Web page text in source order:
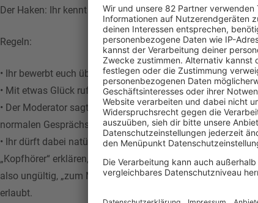
Der Haken: Ihr kennt das Wort nicht im Vorfeld und eure/r
Regeln:
• Ihr bewerbt euch über die delta-Plus-App.
• Mit etwas Glück rufen wir euch zurück und ihr spielt um
• Der Moderator sagt euch im Vorgespräch, welches Wort
normalen Gesprächs“ entlocken sollt.
• Ihr dürft dabei natürlich das Wort selbst nicht sagen und
„Kopfhörer“ erklären, dürft ihr weder das Wort „Kopf“,
also ungültig, „zum MusikHÖREN“ wäre ebenso ungültig
erlaubt.